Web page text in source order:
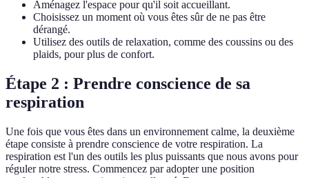
Aménagez l'espace pour qu'il soit accueillant.
Choisissez un moment où vous êtes sûr de ne pas être
dérangé.
Utilisez des outils de relaxation, comme des coussins ou des
plaids, pour plus de confort.
Étape 2 : Prendre conscience de sa
respiration
Une fois que vous êtes dans un environnement calme, la deuxième
étape consiste à prendre conscience de votre respiration. La
respiration est l'un des outils les plus puissants que nous avons pour
réguler notre stress. Commencez par adopter une position